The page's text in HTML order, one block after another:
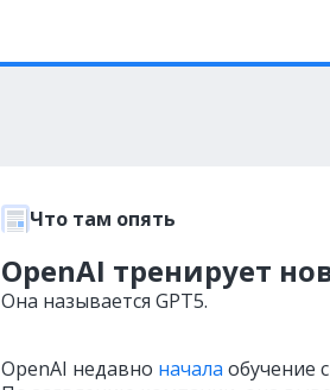
Что там опять
OpenAI тренирует
Она называется GPT5.
OpenAI недавно начала обучение